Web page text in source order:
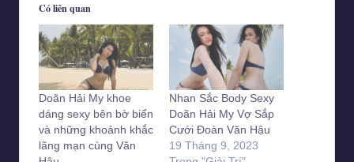
Có liên quan
Doãn Hải My khoe
dáng sexy bên bờ biển
và những khoảnh khắc
lãng mạn cùng Văn
Nhan Sắc Body Sexy
Doãn Hải My Vợ Sắp
Cưới Đoàn Văn Hậu
19 Tháng 9, 2023